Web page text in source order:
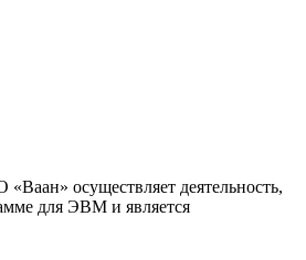
осуществляет деятельность,
для ЭВМ и является